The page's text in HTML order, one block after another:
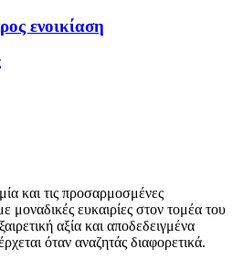
ενοικίαση
και τις προσαρμοσμένες
μοναδικές ευκαιρίες στον τομέα του
αξία και αποδεδειγμένα
όταν αναζητάς διαφορετικά.